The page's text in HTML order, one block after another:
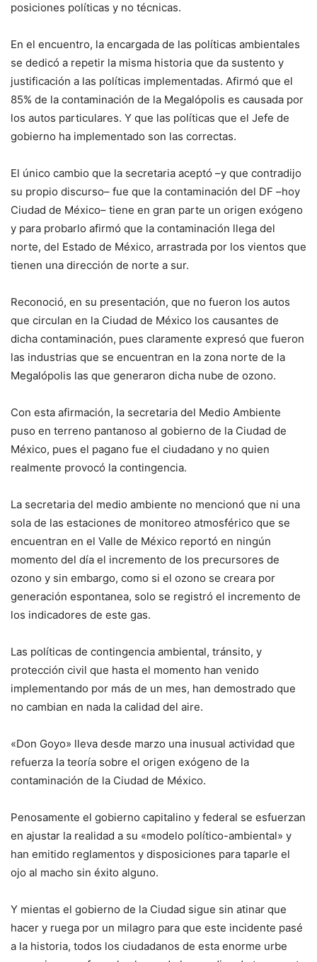
posiciones políticas y no técnicas.
En el encuentro, la encargada de las políticas ambientales
se dedicó a repetir la misma historia que da sustento y
justificación a las políticas implementadas. Afirmó que el
85% de la contaminación de la Megalópolis es causada por
los autos particulares. Y que las políticas que el Jefe de
gobierno ha implementado son las correctas.
El único cambio que la secretaria aceptó –y que contradijo
su propio discurso– fue que la contaminación del DF –hoy
Ciudad de México– tiene en gran parte un origen exógeno
y para probarlo afirmó que la contaminación llega del
norte, del Estado de México, arrastrada por los vientos que
tienen una dirección de norte a sur.
Reconoció, en su presentación, que no fueron los autos
que circulan en la Ciudad de México los causantes de
dicha contaminación, pues claramente expresó que fueron
las industrias que se encuentran en la zona norte de la
Megalópolis las que generaron dicha nube de ozono.
Con esta afirmación, la secretaria del Medio Ambiente
puso en terreno pantanoso al gobierno de la Ciudad de
México, pues el pagano fue el ciudadano y no quien
realmente provocó la contingencia.
La secretaria del medio ambiente no mencionó que ni una
sola de las estaciones de monitoreo atmosférico que se
encuentran en el Valle de México reportó en ningún
momento del día el incremento de los precursores de
ozono y sin embargo, como si el ozono se creara por
generación espontanea, solo se registró el incremento de
los indicadores de este gas.
Las políticas de contingencia ambiental, tránsito, y
protección civil que hasta el momento han venido
implementando por más de un mes, han demostrado que
no cambian en nada la calidad del aire.
«Don Goyo» lleva desde marzo una inusual actividad que
refuerza la teoría sobre el origen exógeno de la
contaminación de la Ciudad de México.
Penosamente el gobierno capitalino y federal se esfuerzan
en ajustar la realidad a su «modelo político-ambiental» y
han emitido reglamentos y disposiciones para taparle el
ojo al macho sin éxito alguno.
Y mientas el gobierno de la Ciudad sigue sin atinar que
hacer y ruega por un milagro para que este incidente pasé
a la historia, todos los ciudadanos de esta enorme urbe